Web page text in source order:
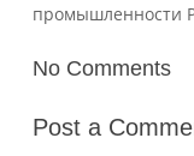
промышленности
No Comments
Post a